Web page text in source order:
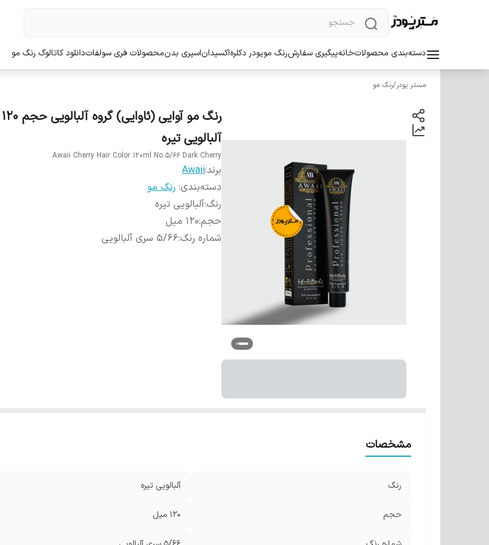
دسته‌بندی محصولاتخانهپیگیری سفارشرنگ موپودر دکلرهاکسیداناسپری بدنمحصولات فری سولفاتدانلود کاتالوگ رنگ مو
مستر پودر/رنگ مو
آلبالویی تیره
Awaii Cherry Hair Color 120ml No.5/66 Dark Cherry
برند:Awaii
دسته‌بندی: رنگ مو
رنگ:آلبالویی تیره
حجم:120 میل
شماره رنگ:5/66 سری آلبالویی
مشخصات
رنگ آلبالویی تیره
حجم 120 میل